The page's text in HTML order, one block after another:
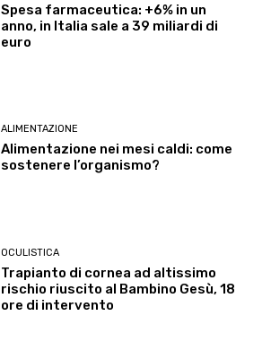
Spesa farmaceutica: +6% in un
anno, in Italia sale a 39 miliardi di
euro
ALIMENTAZIONE
Alimentazione nei mesi caldi: come
sostenere l’organismo?
OCULISTICA
Trapianto di cornea ad altissimo
rischio riuscito al Bambino Gesù, 18
ore di intervento